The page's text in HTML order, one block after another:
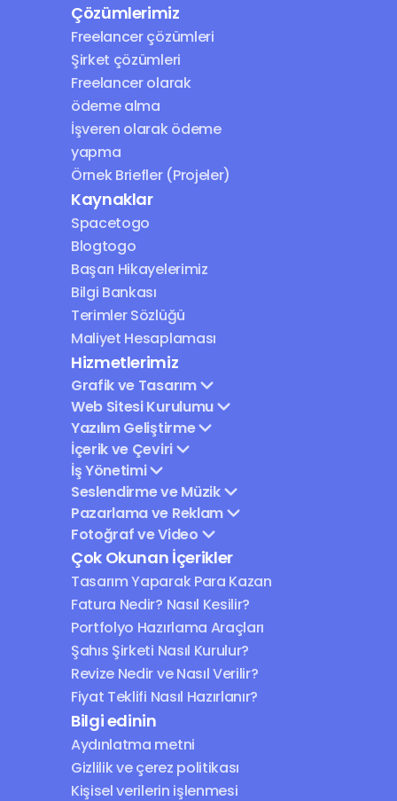
Çözümlerimiz
Freelancer çözümleri
Şirket çözümleri
Freelancer olarak
ödeme alma
İşveren olarak ödeme
yapma
Örnek Briefler (Projeler)
Kaynaklar
Spacetogo
Blogtogo
Başarı Hikayelerimiz
Bilgi Bankası
Terimler Sözlüğü
Maliyet Hesaplaması
Hizmetlerimiz
Grafik ve Tasarım
Web Sitesi Kurulumu
Yazılım Geliştirme
İçerik ve Çeviri
İş Yönetimi
Seslendirme ve Müzik
Pazarlama ve Reklam
Fotoğraf ve Video
Çok Okunan İçerikler
Tasarım Yaparak Para Kazan
Fatura Nedir? Nasıl Kesilir?
Portfolyo Hazırlama Araçları
Şahıs Şirketi Nasıl Kurulur?
Revize Nedir ve Nasıl Verilir?
Fiyat Teklifi Nasıl Hazırlanır?
Bilgi edinin
Aydınlatma metni
Gizlilik ve çerez politikası
Kişisel verilerin işlenmesi